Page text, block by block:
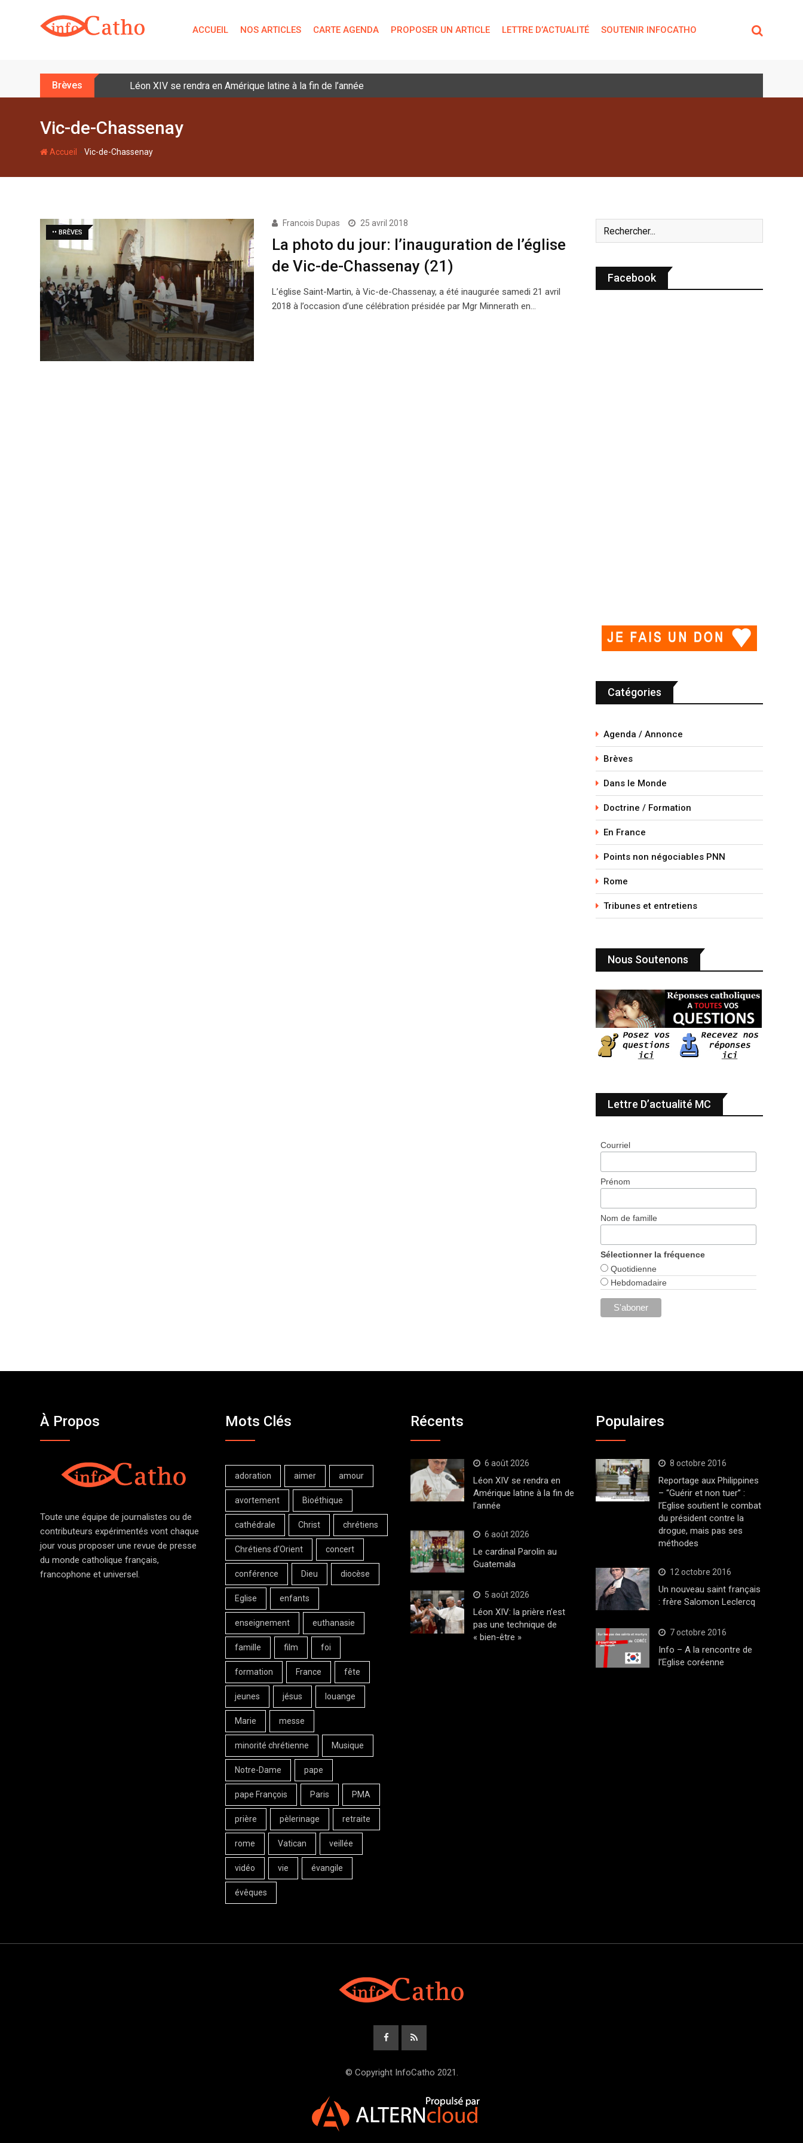
t
ACCUEIL NOS ARTICLES CARTE AGENDA PROPOSER UN ARTICLE LETTRE D’ACTUALITÉ SOUTENIR INFOCATHO
Brèves Léon XIV se rendra en Amérique latine à la fin de l’année
Vic-de-Chassenay
Accueil -Vic-de-Chassenay
•• BRÈVES
Francois Dupas 25 avril 2018
La photo du jour: l’inauguration de l’église
de Vic-de-Chassenay (21)
L’église Saint-Martin, à Vic-de-Chassenay, a été inaugurée samedi 21 avril
2018 à l’occasion d’une célébration présidée par Mgr Minnerath en…
Facebook
Catégories
Agenda / Annonce
Brèves
Dans le Monde
Doctrine / Formation
En France
Points non négociables PNN
Rome
Tribunes et entretiens
Nous Soutenons
Lettre D’actualité MC
Courriel
Prénom
Nom de famille
Sélectionner la fréquence
Quotidienne
Hebdomadaire
À Propos
Toute une équipe de journalistes ou de
contributeurs expérimentés vont chaque
jour vous proposer une revue de presse
du monde catholique français,
francophone et universel.
Mots Clés
adoration aimer amour
avortement Bioéthique
cathédrale Christ chrétiens
Chrétiens d'Orient concert
conférence Dieu diocèse
Eglise enfants
enseignement euthanasie
famille film foi
formation France fête
jeunes jésus louange
Marie messe
minorité chrétienne Musique
Notre-Dame pape
pape François Paris PMA
prière pèlerinage retraite
rome Vatican veillée
vidéo vie évangile
évêques
Récents
6 août 2026
Léon XIV se rendra en
Amérique latine à la fin de
l’année
6 août 2026
Le cardinal Parolin au
Guatemala
5 août 2026
Léon XIV: la prière n’est
pas une technique de
« bien-être »
Populaires
8 octobre 2016
Reportage aux Philippines
– “Guérir et non tuer” :
l’Eglise soutient le combat
du président contre la
drogue, mais pas ses
méthodes
12 octobre 2016
Un nouveau saint français
: frère Salomon Leclercq
7 octobre 2016
Info – A la rencontre de
l’Eglise coréenne
© Copyright InfoCatho 2021.